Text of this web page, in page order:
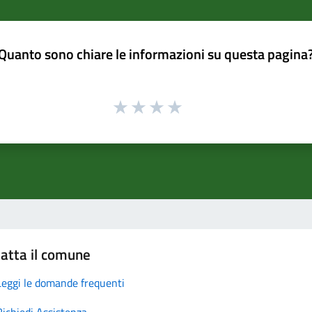
sono chiare le informazioni su questa
il comune
le domande frequenti